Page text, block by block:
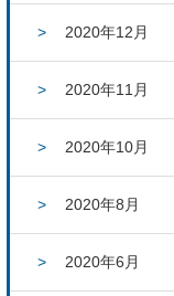
2020年12月
2020年11月
2020年10月
2020年8月
2020年6月